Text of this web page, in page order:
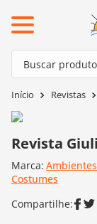
Buscar
Revistas
Revista
Marca:
Costumes
Termos
kit
4º agulha
5º fio
mais
barroco
mollet
kit amigurumi
agulha crochê
fio amigurumi